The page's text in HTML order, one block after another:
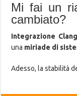
Mi fai un
cambiato?
Integrazione
una miriade di
Adesso, la stabilità